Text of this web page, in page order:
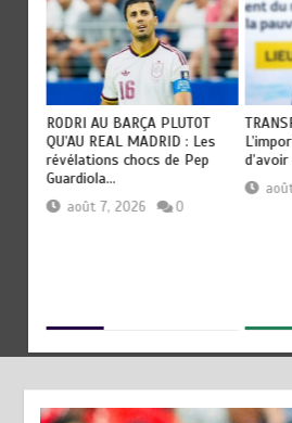
RODRI AU BARÇA PLUTOT
QU’AU REAL MADRID : Les
révélations chocs de Pep
Guardiola…
août 7, 2026 0